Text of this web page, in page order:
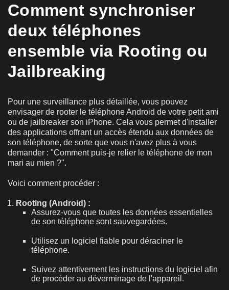
Comment synchroniser
deux téléphones
ensemble via Rooting ou
Jailbreaking
Pour une surveillance plus détaillée, vous pouvez
envisager de rooter le téléphone Android de votre petit ami
ou de jailbreaker son iPhone. Cela vous permet d'installer
des applications offrant un accès étendu aux données de
son téléphone, de sorte que vous n'avez plus à vous
demander : "Comment puis-je relier le téléphone de mon
mari au mien ?".
Voici comment procéder :
Rooting (Android) :
Assurez-vous que toutes les données essentielles
de son téléphone sont sauvegardées.
Utilisez un logiciel fiable pour déraciner le
téléphone.
Suivez attentivement les instructions du logiciel afin
de procéder au déverminage de l'appareil.